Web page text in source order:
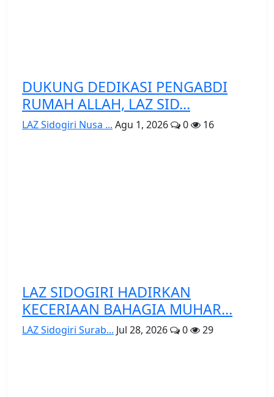
DUKUNG DEDIKASI PENGABDI
RUMAH ALLAH, LAZ SID...
LAZ Sidogiri Nusa ... Agu 1, 2026 0 16
LAZ SIDOGIRI HADIRKAN
KECERIAAN BAHAGIA MUHAR...
LAZ Sidogiri Surab... Jul 28, 2026 0 29